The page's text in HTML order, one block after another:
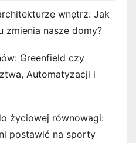
wnętrz: Jak
zmienia nasze domy?
Greenfield czy
Automatyzacji i
życiowej równowagi:
postawić na sporty